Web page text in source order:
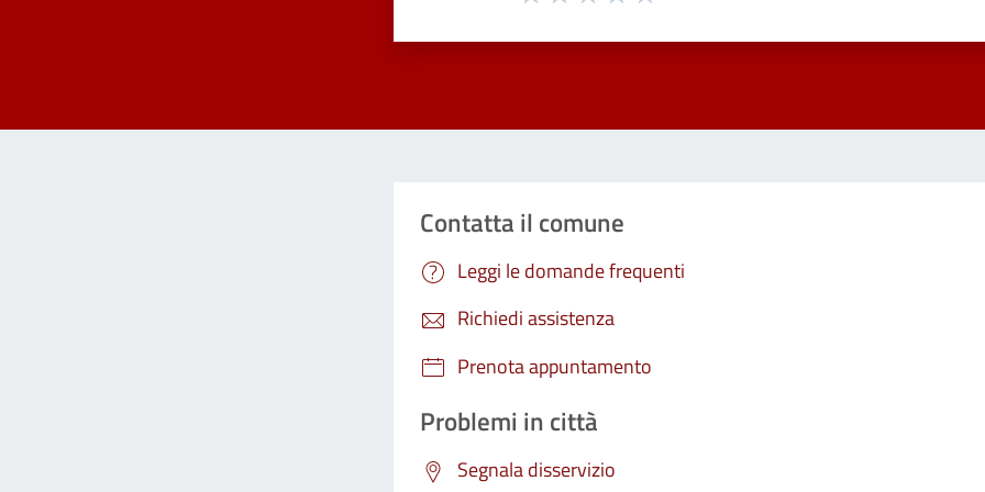
Contatta il comune
Leggi le domande frequenti
Richiedi assistenza
Prenota appuntamento
Problemi in città
Segnala disservizio